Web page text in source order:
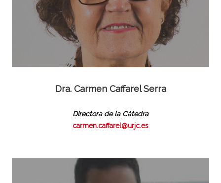
Dra. Carmen Caffarel Serra
Directora de la Cátedra
carmen.caffarel@urjc.es